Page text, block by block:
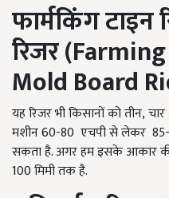
फार्मकिंग टाइन
रिजर
Mold Board
यह रिजर भी किसानों को तीन,
मशीन 60-80 एचपी से लेकर
सकता है. अगर हम इसके आकार
100मिमी तक है.